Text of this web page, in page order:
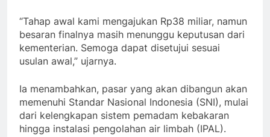
“Tahap awal kami mengajukan Rp38 miliar, namun
besaran finalnya masih menunggu keputusan dari
kementerian. Semoga dapat disetujui sesuai
usulan awal,” ujarnya.
Ia menambahkan, pasar yang akan dibangun akan
memenuhi Standar Nasional Indonesia (SNI), mulai
dari kelengkapan sistem pemadam kebakaran
hingga instalasi pengolahan air limbah (IPAL).